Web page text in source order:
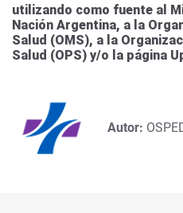
utilizando como fuente al
Nación Argentina, a la
Salud (OMS), a la
Salud (OPS) y/o la página
Autor: